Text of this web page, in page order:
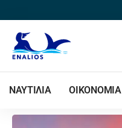
ΝΑΥΤΙΛΙΑ ΟΙΚΟΝΟΜΙΑ